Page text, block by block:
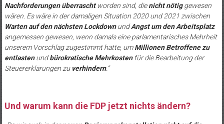
Nachforderungen überraschtworden sind, dienicht nötiggewesen
wären. Es wäre in der damaligen Situation 2020 und 2021 zwischen
Warten auf den nächsten LockdownundAngst um den Arbeitsplatz
angemessen gewesen, wenn damals eine parlamentarisches Mehrheit
unserem Vorschlag zugestimmt hätte, umMillionen Betroffene zu
entlastenundbürokratische Mehrkostenfür die Bearbeitung der
Steuererklärungen zu verhindern.“
Und warum kann die FDP jetzt nichts ändern?